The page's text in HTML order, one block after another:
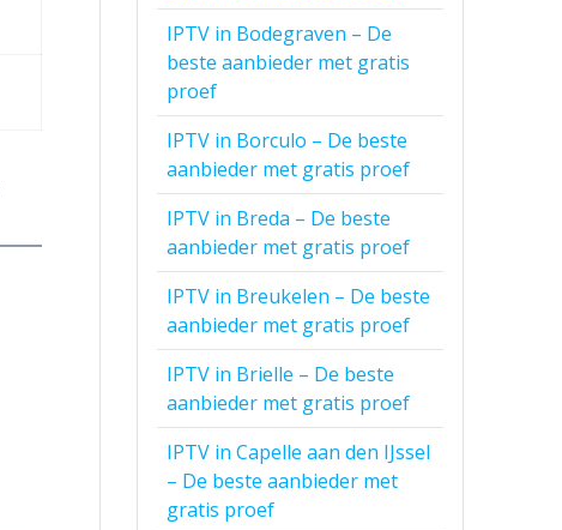
IPTV in Bodegraven – De
beste aanbieder met gratis
proef
IPTV in Borculo – De beste
aanbieder met gratis proef
IPTV in Breda – De beste
aanbieder met gratis proef
IPTV in Breukelen – De beste
aanbieder met gratis proef
IPTV in Brielle – De beste
aanbieder met gratis proef
IPTV in Capelle aan den IJssel
– De beste aanbieder met
gratis proef